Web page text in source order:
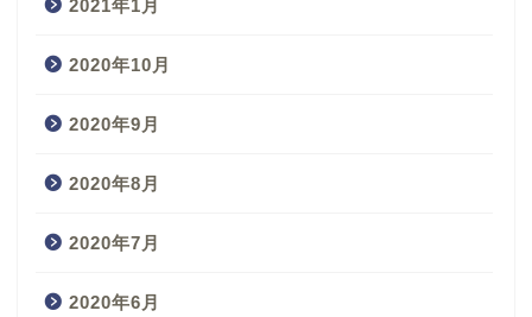
2021年1月
2020年10月
2020年9月
2020年8月
2020年7月
2020年6月